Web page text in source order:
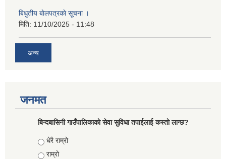
बिधुतीय बाेलपत्रकाे सूचना ।
मिति: 11/10/2025 - 11:48
अन्य
जनमत
बिन्दबासिनी गाउँपालिकाको सेवा सुविधा तपाईलाई कस्तो लाग्छ?
Choices
धेरै राम्रो
राम्रो